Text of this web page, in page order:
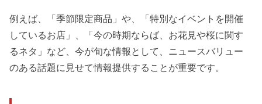
例えば、「季節限定商品」や、「特別なイベントを開催
しているお店」、「今の時期ならば、お花見や桜に関す
るネタ」など、今が旬な情報として、ニュースバリュー
のある話題に見せて情報提供することが重要です。